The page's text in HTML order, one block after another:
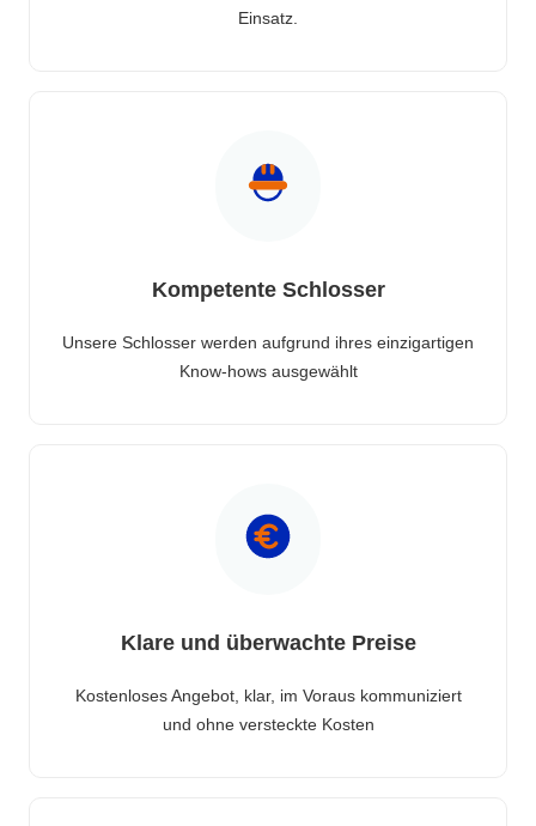
Einsatz.
Kompetente Schlosser
Unsere Schlosser werden aufgrund ihres einzigartigen
Know-hows ausgewählt
Klare und überwachte Preise
Kostenloses Angebot, klar, im Voraus kommuniziert
und ohne versteckte Kosten